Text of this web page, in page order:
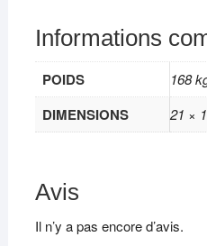
Informations
POIDS 168
DIMENSIONS 21 ×
Avis
Il n’y a pas encore d’avis.